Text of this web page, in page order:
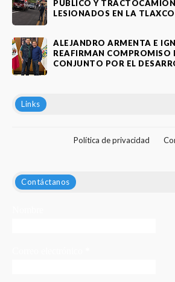
PÚBLICO Y
LESIONADOS EN LA
ALEJANDRO ARMENTA E
REAFIRMAN COMPROMISO
CONJUNTO POR EL
Links
Política de privacidad
Contáctanos